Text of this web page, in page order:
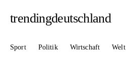
trendingdeutschland
Sport Politik Wirtschaft Welt